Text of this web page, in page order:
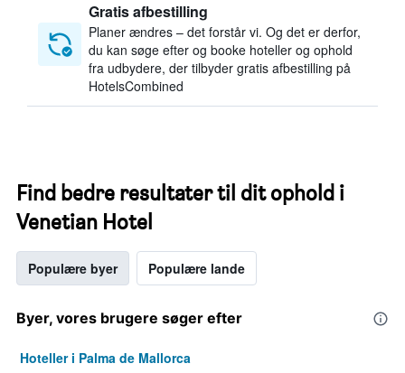
Gratis afbestilling
Planer ændres – det forstår vi. Og det er derfor,
du kan søge efter og booke hoteller og ophold
fra udbydere, der tilbyder gratis afbestilling på
HotelsCombined
Find bedre resultater til dit ophold i
Venetian Hotel
Populære byer Populære lande
Byer, vores brugere søger efter
Hoteller i Palma de Mallorca